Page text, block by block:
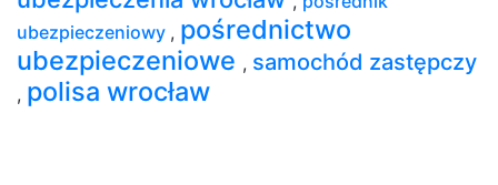
ubezpieczeniowy , pośrednictwo
ubezpieczeniowe , samochód zastępczy
, polisa wrocław